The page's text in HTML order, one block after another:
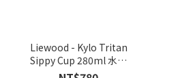
Liewood - Kylo Tritan
Sippy Cup 280ml 水杯
（愛心）